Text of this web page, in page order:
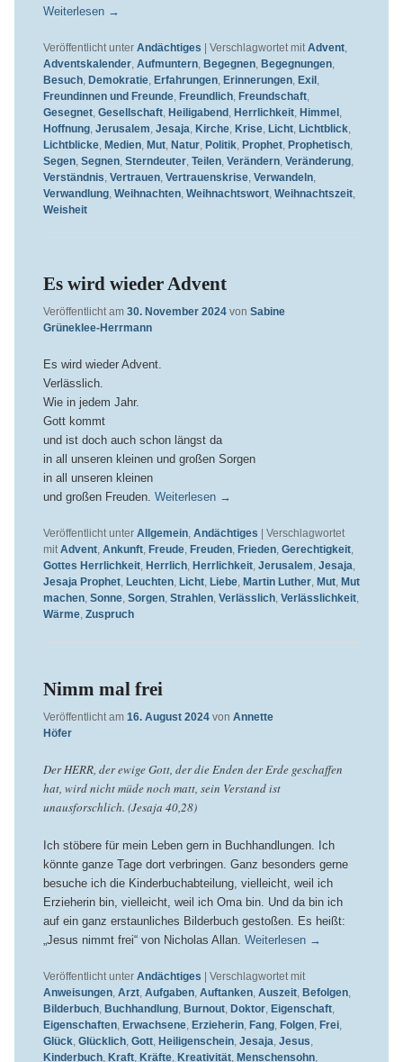
Weiterlesen →
Veröffentlicht unter Andächtiges | Verschlagwortet mit Advent,
Adventskalender, Aufmuntern, Begegnen, Begegnungen,
Besuch, Demokratie, Erfahrungen, Erinnerungen, Exil,
Freundinnen und Freunde, Freundlich, Freundschaft,
Gesegnet, Gesellschaft, Heiligabend, Herrlichkeit, Himmel,
Hoffnung, Jerusalem Jesaja Kirche, Krise, Licht, Lichtblick,
Lichtblicke, Medien, Mut, Natur, Politik, Prophet, Prophetisch,
Segen, Segnen, Sterndeuter, Teilen, Verändern, Veränderung,
Verständnis Vertrauen, Vertrauenskrise, Verwandeln,
Verwandlung, Weihnachten, Weihnachtswort, Weihnachtszeit,
Weisheit
Es wird wieder Advent
Veröffentlicht am 30. November 2024 von Sabine
Grüneklee-Herrmann
Es wird wieder Advent.
Verlässlich.
Wie in jedem Jahr.
Gott kommt
und ist doch auch schon längst da
in all unseren kleinen und großen Sorgen
in all unseren kleinen
und großen Freuden. Weiterlesen →
Veröffentlicht unter Allgemein, Andächtiges
Verschlagwortet
mit Advent, Ankunft, Freude, Freuden, Frieden, Gerechtigkeit,
Gottes Herrlichkeit, Herrlich, Herrlichkeit, Jerusalem, Jesaja,
Jesaja Prophet, Leuchten, Licht, Liebe, Martin Luther, Mut, Mut
machen, Sonne, Sorgen, Strahlen, Verlässlich, Verlässlichkeit,
Wärme, Zuspruch
Nimm mal frei
Veröffentlicht am 16. August 2024 von Annette
Höfer
Der HERR, der ewige Gott, der die Enden der Erde geschaffen
hat, wird nicht müde noch matt, sein Verstand ist
unausforschlich. (Jesaja 40,28)
Ich stöbere für mein Leben gern in Buchhandlungen. Ich
könnte ganze Tage dort verbringen. Ganz besonders gerne
besuche ich die Kinderbuchabteilung, vielleicht, weil ich
Erzieherin bin, vielleicht, weil ich Oma bin. Und da bin ich
auf ein ganz erstaunliches Bilderbuch gestoßen. Es heißt:
„Jesus nimmt frei“ von Nicholas Allan. Weiterlesen →
Veröffentlicht unter Andächtiges
Verschlagwortet mit
Anweisungen, Arzt, Aufgaben, Auftanken, Auszeit, Befolgen,
Bilderbuch, Buchhandlung, Burnout, Doktor, Eigenschaft,
Eigenschaften, Erwachsene, Erzieherin, Fang, Folgen, Frei,
Glück, Glücklich, Gott, Heiligenschein, Jesaja, Jesus,
Kinderbuch, Kraft, Kräfte, Kreativität, Menschensohn,